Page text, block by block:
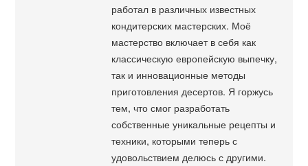
работал в различных известных
кондитерских мастерских. Моё
мастерство включает в себя как
классическую европейскую выпечку,
так и инновационные методы
приготовления десертов. Я горжусь
тем, что смог разработать
собственные уникальные рецепты и
техники, которыми теперь с
удовольствием делюсь с другими.